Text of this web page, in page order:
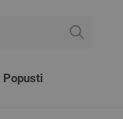
Popusti